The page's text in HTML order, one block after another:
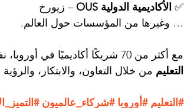
✅ الأكاديمية الدولية OUS
– زيورخ
… وغيرها من المؤسسات حول العالم.
مع أكثر من 70 شريكًا أكاديميًا في أوروبا، نفخر بأن نكون جزءًا من شبكة تسهم في
التعليم من خلال التعاون، والابتكار،
#التعليم #أوروبا #شركاء_عالميون